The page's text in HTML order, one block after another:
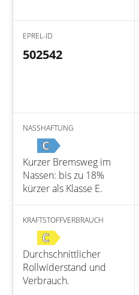
EPREL-ID
502542
NASSHAFTUNG
C
Kurzer Bremsweg im
Nassen: bis zu 18%
kürzer als Klasse E.
KRAFTSTOFFVERBRAUCH
C
Durchschnittlicher
Rollwiderstand und
Verbrauch.